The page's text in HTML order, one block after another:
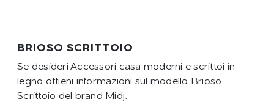
BRIOSO SCRITTOIO
Se desideri Accessori casa moderni e scrittoi in
legno ottieni informazioni sul modello Brioso
Scrittoio del brand Midj.